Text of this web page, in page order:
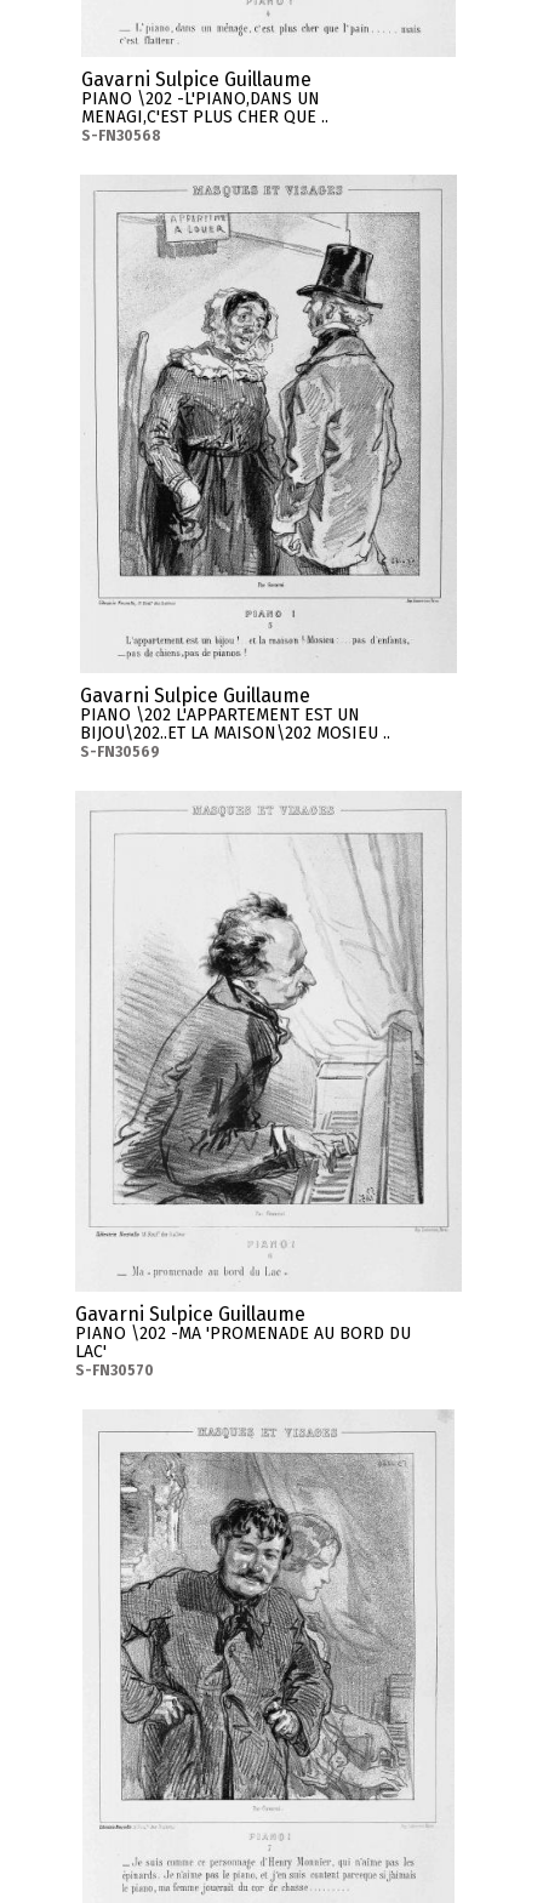
Gavarni Sulpice Guillaume
PIANO \202 -L'PIANO,DANS UN
MENAGI,C'EST PLUS CHER QUE ..
S-FN30568
Gavarni Sulpice Guillaume
PIANO \202 L'APPARTEMENT EST UN
BIJOU\202..ET LA MAISON\202 MOSIEU ..
S-FN30569
Gavarni Sulpice Guillaume
PIANO \202 -MA 'PROMENADE AU BORD DU
LAC'
S-FN30570